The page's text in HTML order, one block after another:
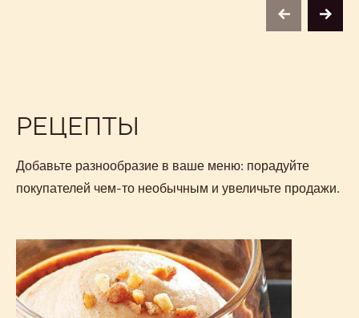
previousnext
РЕЦЕПТЫ
Добавьте разнообразие в ваше меню: порадуйте
покупателей чем-то необычным и увеличьте продажи.
Тарт
Praliné
Héritage